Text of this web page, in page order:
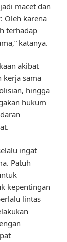
macet dan
Oleh karena
terhadap
katanya.
akibat
kerja sama
hingga
hukum
ingat
Patuh
kepentingan
lintas